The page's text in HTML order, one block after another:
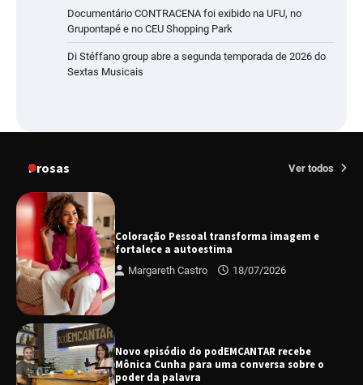
Documentário CONTRACENA foi exibido na UFU, no
Grupontapé e no CEU Shopping Park
Di Stéffano group abre a segunda temporada de 2026 do
Sextas Musicais
Prosas Ver todos
Coloração Pessoal transforma imagem e
fortalece a autoestima
Margareth Castro 18/07/2026
Novo episódio do podEMCANTAR recebe
Mônica Cunha para uma conversa sobre o
poder da palavra